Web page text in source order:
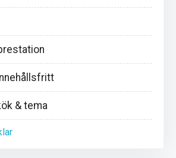
& tema